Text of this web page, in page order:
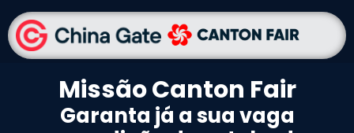
Missão Canton Fair
Garanta já a sua vaga